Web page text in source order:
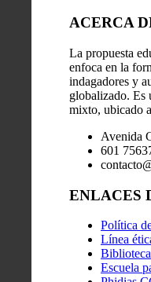
ACERCA
La propuesta
enfoca en la
indagadores y
globalizado. Es
mixto, ubicado
Avenida
601
ENLACES
Política
Línea
Escuela